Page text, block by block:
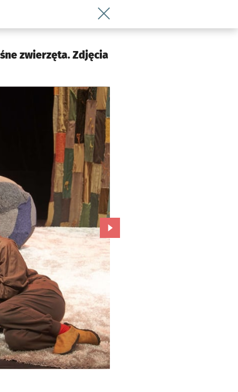
Wróć do artykułu Nowy spektakl we
zwierzęta. Zdjęcia
Przejdź do kolejnego zdjęcia.